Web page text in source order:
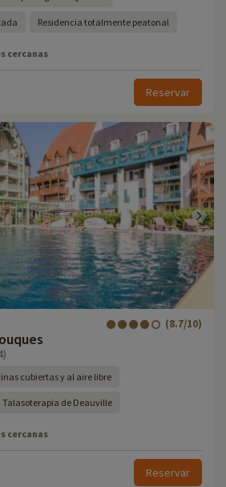
Residencia totalmente peatonal
cercanas
Reservar
(8.7/10)
cubiertas y al aire libre
de Deauville
cercanas
Reservar